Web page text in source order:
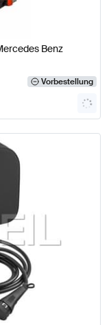
Benz
Vorbestellung